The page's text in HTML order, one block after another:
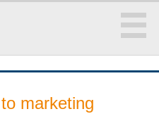
marketing